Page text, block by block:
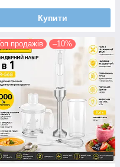
Купити
продажів –10%